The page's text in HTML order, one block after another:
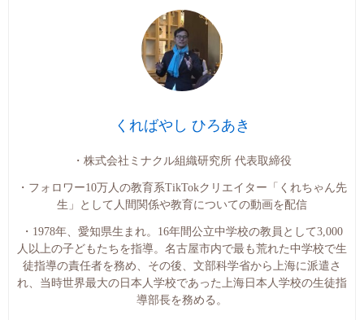
くればやし ひろあき
・株式会社ミナクル組織研究所 代表取締役
・フォロワー10万人の教育系TikTokクリエイター「くれちゃん先
生」として人間関係や教育についての動画を配信
・1978年、愛知県生まれ。16年間公立中学校の教員として3,000
人以上の子どもたちを指導。名古屋市内で最も荒れた中学校で生
徒指導の責任者を務め、その後、文部科学省から上海に派遣さ
れ、当時世界最大の日本人学校であった上海日本人学校の生徒指
導部長を務める。